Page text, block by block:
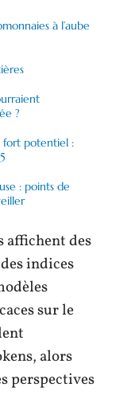
à l’aube
?
fort potentiel :
: points de
affichent des
indices
sur le
alors
perspectives